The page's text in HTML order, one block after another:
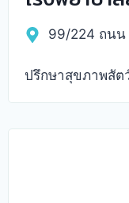
99/224 ถนน
ปรึกษาสุขภาพสัต